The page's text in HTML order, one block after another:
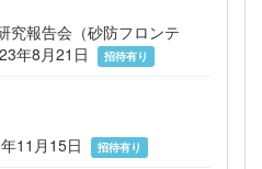
究報告会（砂防フロンテ
年8月21日
招待有り
11月15日
招待有り